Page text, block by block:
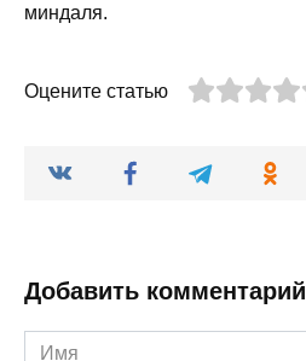
миндаля.
Оцените статью
Добавить комментарий
Имя